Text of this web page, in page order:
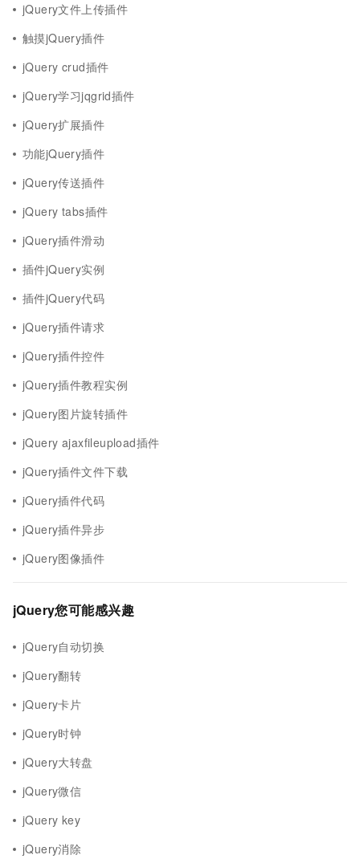
jQuery文件上传插件
触摸jQuery插件
jQuery crud插件
jQuery学习jqgrid插件
jQuery扩展插件
功能jQuery插件
jQuery传送插件
jQuery tabs插件
jQuery插件滑动
插件jQuery实例
插件jQuery代码
jQuery插件请求
jQuery插件控件
jQuery插件教程实例
jQuery图片旋转插件
jQuery ajaxfileupload插件
jQuery插件文件下载
jQuery插件代码
jQuery插件异步
jQuery图像插件
jQuery您可能感兴趣
jQuery自动切换
jQuery翻转
jQuery卡片
jQuery时钟
jQuery大转盘
jQuery微信
jQuery key
jQuery消除